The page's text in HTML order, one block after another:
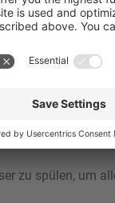
Reiniger
und
Sibin
zu spülen, um